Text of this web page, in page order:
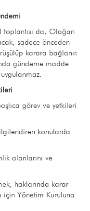
da, Olağan
sadece önceden
karara bağlanır.
gündeme madde
görev ve yetkileri
konularda
alanlarını ve
haklarında karar
için Yönetim Kuruluna